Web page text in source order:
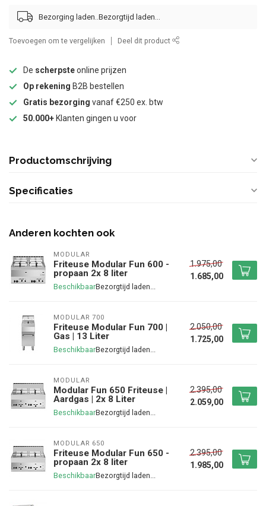
Bezorging laden..
Toevoegen om te vergelijken Deel dit product
De scherpsteonline prijzen
Op rekening B2B bestellen
Gratis bezorging vanaf €250 ex. btw
50.000+ Klanten gingen u voor
Productomschrijving
Specificaties
Anderen kochten ook
MODULAR
Friteuse Modular Fun 600 -
propaan 2x 8 liter
Beschikbaar
1.975,00
1.685,00
MODULAR 700
Friteuse Modular Fun 700 |
Gas | 13 Liter
Beschikbaar
2.050,00
1.725,00
MODULAR
Modular Fun 650 Friteuse |
Aardgas | 2x 8 Liter
Beschikbaar
2.395,00
2.059,00
MODULAR 650
Friteuse Modular Fun 650 -
propaan 2x 8 liter
Beschikbaar
2.395,00
1.985,00